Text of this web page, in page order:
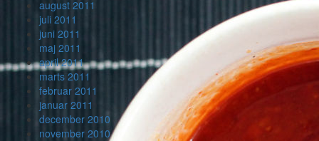
august 2011
juli 2011
juni 2011
maj 2011
april 2011
marts 2011
februar 2011
januar 2011
december 2010
november 2010